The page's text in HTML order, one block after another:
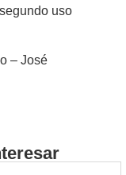
uso
– José